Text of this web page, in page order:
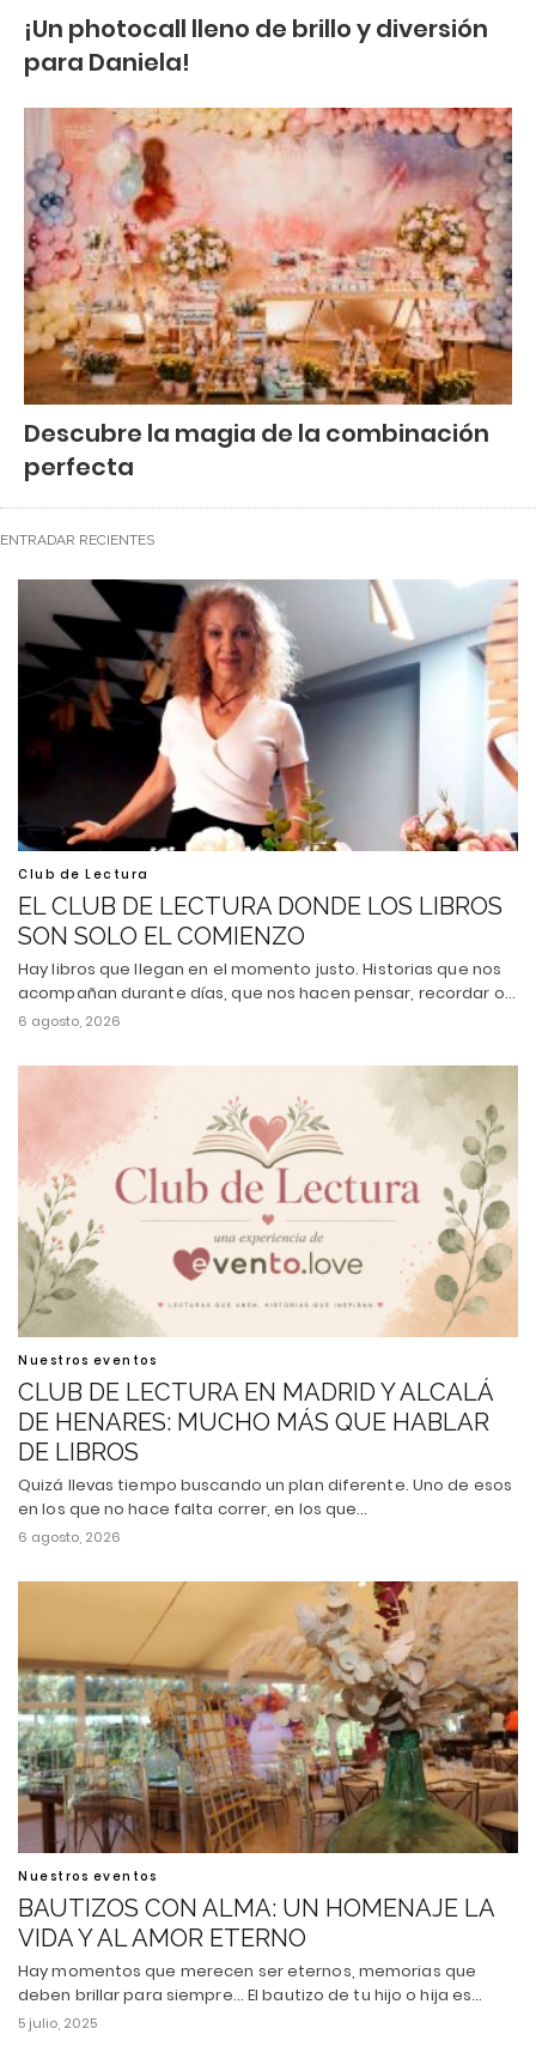
¡Un photocall lleno de brillo y diversión
para Daniela!
Descubre la magia de la combinación
perfecta
ENTRADAR RECIENTES
Club de Lectura
EL CLUB DE LECTURA DONDE LOS LIBROS
SON SOLO EL COMIENZO
Hay libros que llegan en el momento justo. Historias que nos
acompañan durante días, que nos hacen pensar, recordar o…
6 agosto, 2026
Nuestros eventos
CLUB DE LECTURA EN MADRID Y ALCALÁ
DE HENARES: MUCHO MÁS QUE HABLAR
DE LIBROS
Quizá llevas tiempo buscando un plan diferente. Uno de esos
en los que no hace falta correr, en los que…
6 agosto, 2026
Nuestros eventos
BAUTIZOS CON ALMA: UN HOMENAJE LA
VIDA Y AL AMOR ETERNO
Hay momentos que merecen ser eternos, memorias que
deben brillar para siempre... El bautizo de tu hijo o hija es…
5 julio, 2025